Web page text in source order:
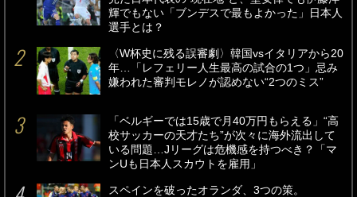
輝でもない「ブンデスで最もよかった」日本人
選手とは？
〈W杯史に残る誤審劇〉韓国vsイタリアから20
年…「レフェリー人生最高の試合の1つ」忌み
嫌われた審判モレノが認めない“2つのミス”
「ベルギーでは15歳で月40万円もらえる」“高
校サッカーの天才たち”が次々に海外流出して
いる問題…Jリーグは危機感を持つべき？「マ
ンUも日本人スカウトを雇用」
スペインを破ったオランダ、3つの策。